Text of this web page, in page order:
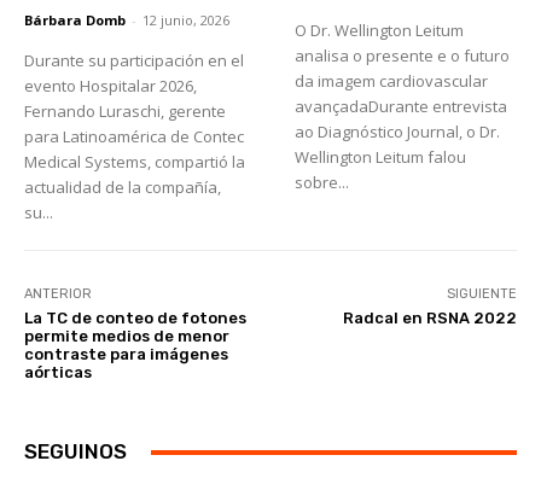
Bárbara Domb - 12 junio, 2026
Durante su participación en el
evento Hospitalar 2026,
Fernando Luraschi, gerente
para Latinoamérica de Contec
Medical Systems, compartió la
actualidad de la compañía,
su...
O Dr. Wellington Leitum
analisa o presente e o futuro
da imagem cardiovascular
avançadaDurante entrevista
ao Diagnóstico Journal, o Dr.
Wellington Leitum falou
sobre...
ANTERIOR
La TC de conteo de fotones
permite medios de menor
contraste para imágenes
aórticas
SIGUIENTE
Radcal en RSNA 2022
SEGUINOS